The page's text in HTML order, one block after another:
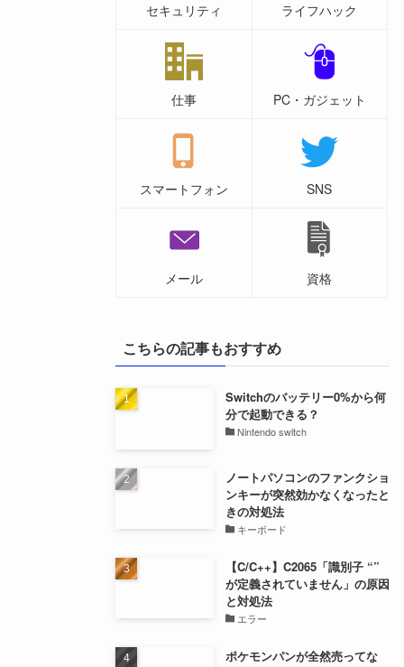
セキュリティ ライフハック
仕事 PC・ガジェット
スマートフォン SNS
メール 資格
こちらの記事もおすすめ
Switchのバッテリー0%から何
分で起動できる？
Nintendo switch
ノートパソコンのファンクショ
ンキーが突然効かなくなったと
きの対処法
キーボード
【C/C++】C2065「識別子 “”
が定義されていません」の原因
と対処法
エラー
ポケモンパンが全然売ってな